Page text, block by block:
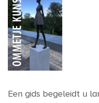
Een gids begeleidt u